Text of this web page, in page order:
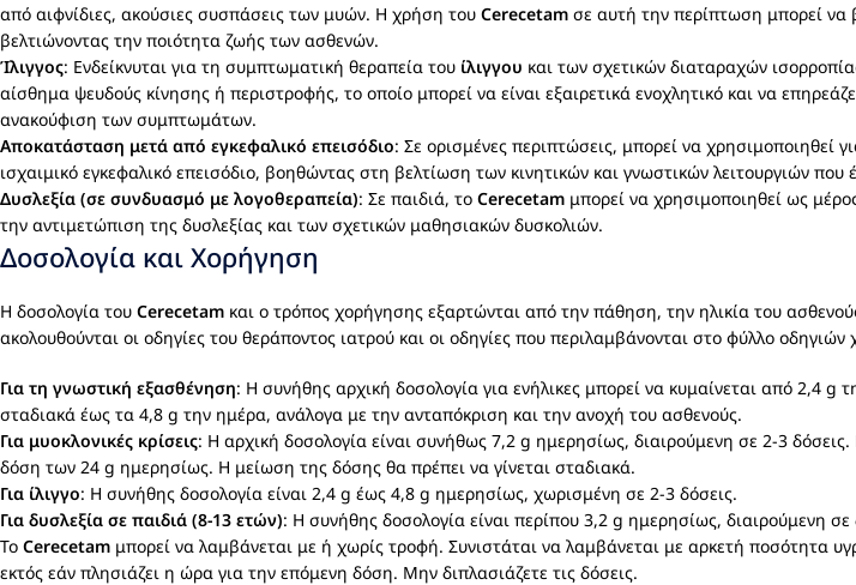
από αιφνίδιες, ακούσιες συσπάσεις των μυών. Η χρήση του Cerecetam σε αυτή την περίπτωση μπορεί να
βελτιώνοντας την ποιότητα ζωής των ασθενών.
Ίλιγγος: Ενδείκνυται για τη συμπτωματική θεραπεία του ίλιγγου και των σχετικών διαταραχών
αίσθημα ψευδούς κίνησης ή περιστροφής, το οποίο μπορεί να είναι εξαιρετικά ενοχλητικό και να
ανακούφιση των συμπτωμάτων.
Αποκατάσταση μετά από εγκεφαλικό επεισόδιο: Σε ορισμένες περιπτώσεις, μπορεί να χρησιμοποιηθεί
ισχαιμικό εγκεφαλικό επεισόδιο, βοηθώντας στη βελτίωση των κινητικών και γνωστικών λειτουργιών που
Δυσλεξία (σε συνδυασμό με λογοθεραπεία): Σε παιδιά, το Cerecetam μπορεί να χρησιμοποιηθεί ως
την αντιμετώπιση της δυσλεξίας και των σχετικών μαθησιακών δυσκολιών.
Δοσολογία και Χορήγηση
Η δοσολογία του Cerecetam και ο τρόπος χορήγησης εξαρτώνται από την πάθηση, την ηλικία του
ακολουθούνται οι οδηγίες του θεράποντος ιατρού και οι οδηγίες που περιλαμβάνονται στο φύλλο
Για τη γνωστική εξασθένηση: Η συνήθης αρχική δοσολογία για ενήλικες μπορεί να κυμαίνεται από 2,4
σταδιακά έως τα 4,8 g την ημέρα, ανάλογα με την ανταπόκριση και την ανοχή του ασθενούς.
Για μυοκλονικές κρίσεις: Η αρχική δοσολογία είναι συνήθως 7,2 g ημερησίως, διαιρούμενη σε 2-3
δόση των 24 g ημερησίως. Η μείωση της δόσης θα πρέπει να γίνεται σταδιακά.
Για ίλιγγο: Η συνήθης δοσολογία είναι 2,4 g έως 4,8 g ημερησίως, χωρισμένη σε 2-3 δόσεις.
Για δυσλεξία σε παιδιά (8-13 ετών): Η συνήθης δοσολογία είναι περίπου 3,2 g ημερησίως, διαιρούμενη σε
Το Cerecetam μπορεί να λαμβάνεται με ή χωρίς τροφή. Συνιστάται να λαμβάνεται με αρκετή ποσότητα
εκτός εάν πλησιάζει η ώρα για την επόμενη δόση. Μην διπλασιάζετε τις δόσεις.